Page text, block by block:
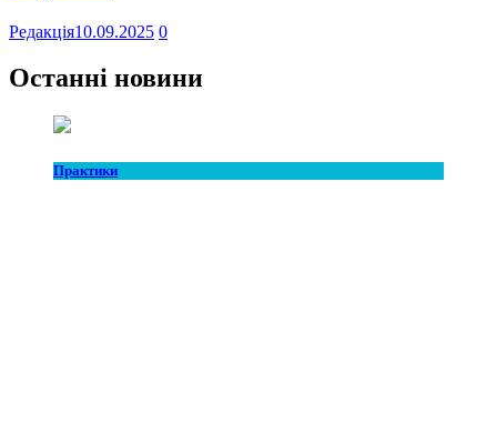
Редакція10.09.2025 0
Останні новини
Практики